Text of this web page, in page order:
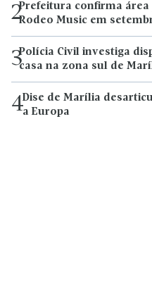
2Prefeitura confirma
Rodeo Music em
3Polícia Civil investiga
casa na zona sul de
4Dise de Marília
a Europa